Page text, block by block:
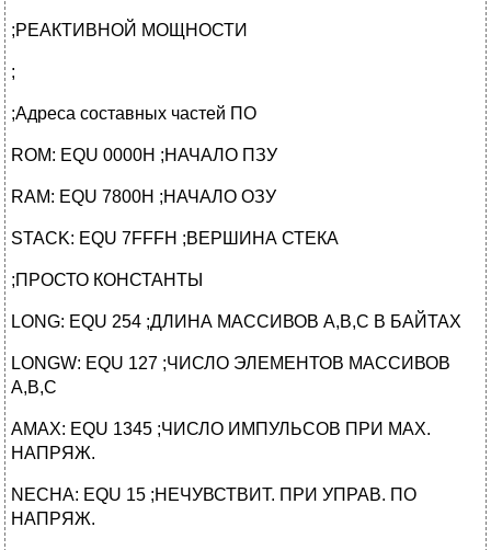
;РЕАКТИВНОЙ МОЩНОСТИ
;
;Адреса составных частей ПО
ROM: EQU 0000H ;НАЧАЛО ПЗУ
RAM: EQU 7800H ;НАЧАЛО ОЗУ
STACK: EQU 7FFFH ;ВЕРШИНА СТЕКА
;ПРОСТО КОНСТАНТЫ
LONG: EQU 254 ;ДЛИНА МАССИВОВ A,B,C В БАЙТАХ
LONGW: EQU 127 ;ЧИСЛО ЭЛЕМЕНТОВ МАССИВОВ
A,B,C
AMAX: EQU 1345 ;ЧИСЛО ИМПУЛЬСОВ ПРИ MAX.
НАПРЯЖ.
NECHA: EQU 15 ;НЕЧУВСТВИТ. ПРИ УПРАВ. ПО
НАПРЯЖ.